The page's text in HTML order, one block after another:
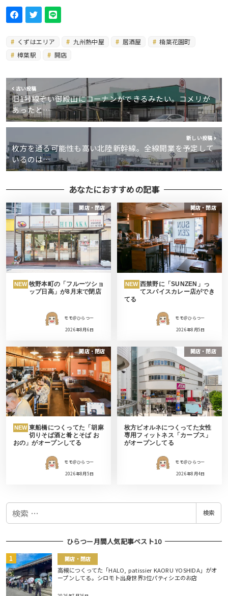
くずはエリア 九州熱中屋 居酒屋
楠葉花園町
樟葉駅
開店
古い投稿
旧1号線ぞい御殿山にコーナンができるみたい。コメリが
あったと…
新しい投稿
枚方を通る可能性も高い北陸新幹線。全線開業を予定して
いるのは…
あなたにおすすめの記事
開店・閉店
NEW 牧野本町の「フルーツショ
ップ日高」が8月末で閉店
モモ＠ひらつー
2026年8月6日
開店・閉店
NEW 西禁野に「SUNZEN」っ
てスパイスカレー店ができ
てる
モモ＠ひらつー
2026年8月5日
開店・閉店
NEW 東船橋につくってた「胡麻
切りそば酒と肴とそば お
おの」がオープンしてる
モモ＠ひらつー
2026年8月5日
開店・閉店
枚方ビオルネにつくってた女性
専用フィットネス「カーブス」
がオープンしてる
モモ＠ひらつー
2026年8月4日
検
検索
ひらつー月間人気記事ベスト10
開店・閉店
高槻につくってた「HALO, patissier KAORU YOSHIDA」がオ
ープンしてる。シロモト出身世界3位パティシエのお店